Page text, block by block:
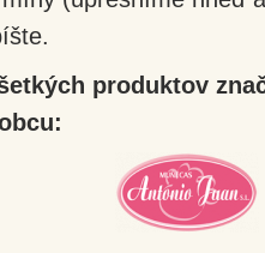
produktov